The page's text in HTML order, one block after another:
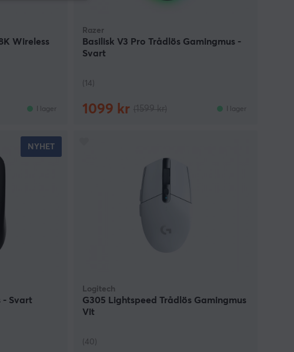
Wireless
I lager
Razer
Basilisk V3 Pro Trådlös Gamingmus -
Svart
(14)
1099 kr I lager
NYHET
- Svart
Logitech
G305 Lightspeed Trådlös Gamingmus
Vit
(40)